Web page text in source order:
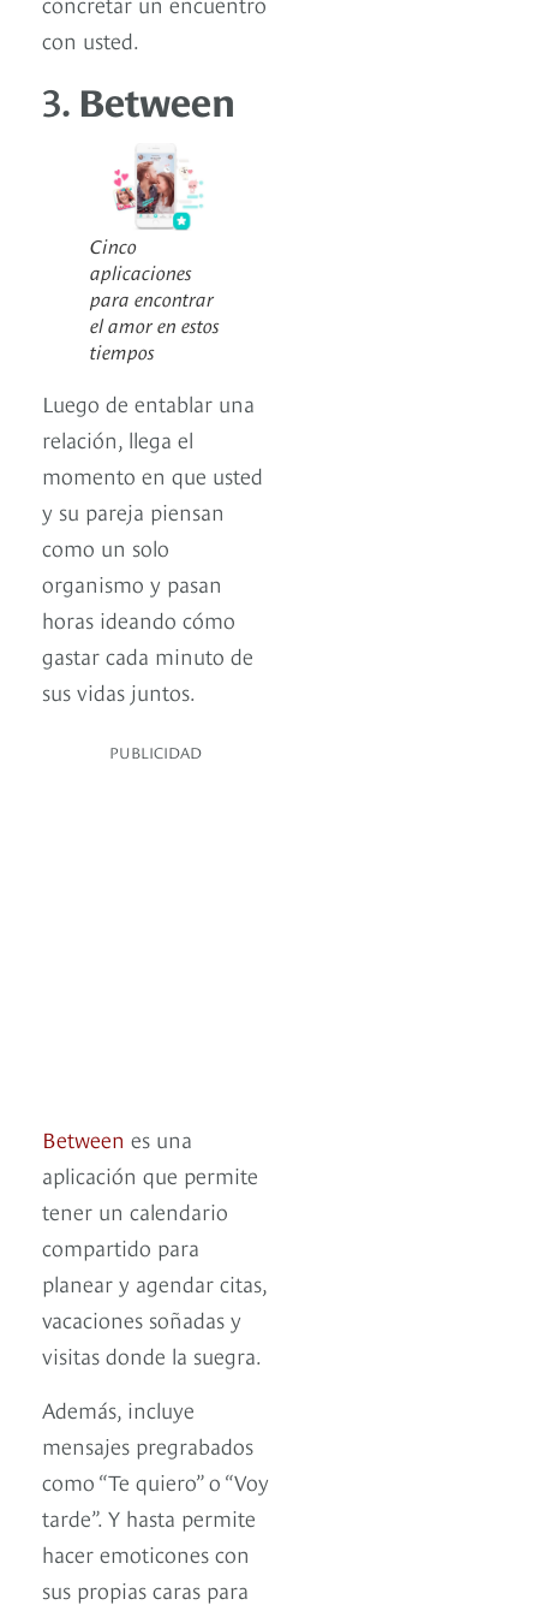
con usted.
3. Between
Cinco
aplicaciones
para encontrar
el amor en estos
tiempos
Luego de entablar una
relación, llega el
momento en que usted
y su pareja piensan
como un solo
organismo y pasan
horas ideando cómo
gastar cada minuto de
sus vidas juntos.
PUBLICIDAD
Between es una
aplicación que permite
tener un calendario
compartido para
planear y agendar citas,
vacaciones soñadas y
visitas donde la suegra.
Además, incluye
mensajes pregrabados
como “Te quiero” o “Voy
tarde”. Y hasta permite
hacer emoticones con
sus propias caras para